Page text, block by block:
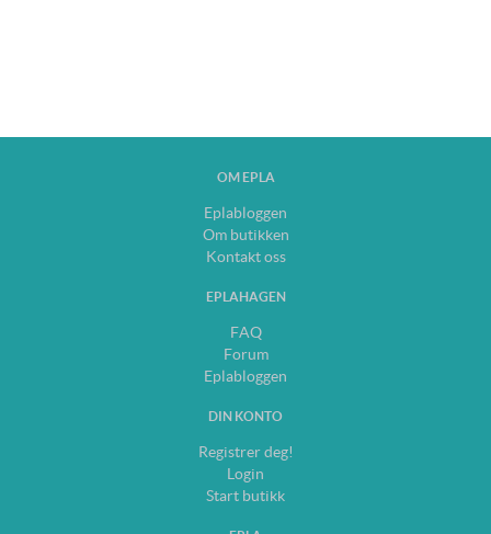
OM EPLA
Eplabloggen
Om butikken
Kontakt oss
EPLAHAGEN
FAQ
Forum
Eplabloggen
DIN KONTO
Registrer deg!
Login
Start butikk